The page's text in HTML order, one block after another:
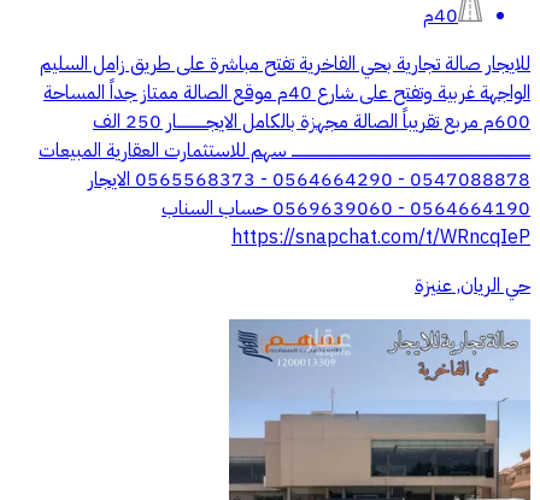
40م
للايجار صالة تجارية بحي الفاخرية تفتح مباشرة على طريق زامل السليم
الواجهة غربية وتفتح على شارع 40م موقع الصالة ممتاز جداً المساحة
600م مربع تقريباً الصالة مجهزة بالكامل الايجــــــــــــار 250 الف
ـــــــــــــــــــــــــــــــــــــــــــــــــــــــــــــــــــــــــــــــــــــــــــــــــــ سهم للاستثمارت العقارية المبيعات
0547088878 - 0564664290 - 0565568373 الايجار
0564664190 - 0569639060 حساب السناب
https://snapchat.com/t/WRncqIeP
حي الريان, عنيزة